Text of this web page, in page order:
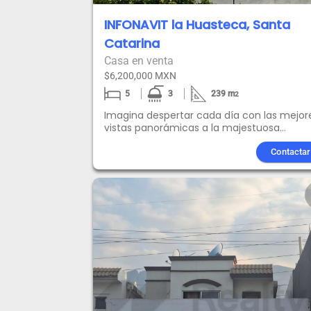
INFONAVIT la Huasteca, Santa
Catarina
Casa en venta
$6,200,000 MXN
5 3 239m2
Imagina despertar cada día con las
vistas panorámicas a la majestuosa
Huasteca, en una casa diseñada para
combinar comodidad, seguridad y plusvalía
garantizada. Características:239 m de
terreno y 196 m de construcción5
habitaciones y 3 baños completosSala,
comedor y cocina integral
techada en planta baja + terraza en
alta2 jardines para disfrutar en
familiaAmplios espacios de
estacionamientoAlarma WiFi y cerco
eléctrico de alta tensión Lo que hace única
esta casa:Ubicación privilegiadaVistas
espectaculares Oportunidad de uso
residencial o comercial (ideal para
Contactar